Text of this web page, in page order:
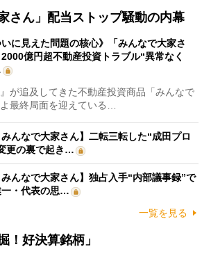
さん」配当ストップ騒動の内幕
いに見えた問題の核心》「みんなで大家さ
億円超不動産投資トラブル“異常なく
が追及してきた不動産投資商品「みんなで
最終局面を迎えている…
みんなで大家さん】二転三転した“成田プロ
更の裏で起き…
みんなで大家さん】独占入手“内部議事録”で
一・代表の思…
一覧を見る
！好決算銘柄」